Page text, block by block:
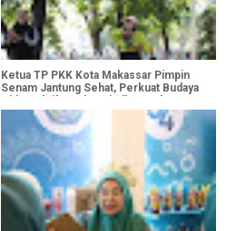
Ketua TP PKK Kota Makassar Pimpin
Senam Jantung Sehat, Perkuat Budaya
Berdaya